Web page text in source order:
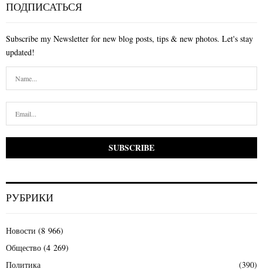
ПОДПИСАТЬСЯ
Subscribe my Newsletter for new blog posts, tips & new photos. Let's stay
updated!
РУБРИКИ
Новости (8 966)
Общество (4 269)
Политика
(390)